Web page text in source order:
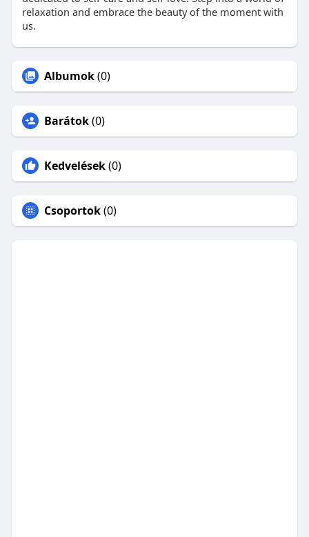
relaxation and embrace the beauty of the moment with
us.
Albumok(0)
Barátok(0)
Kedvelések(0)
Csoportok(0)